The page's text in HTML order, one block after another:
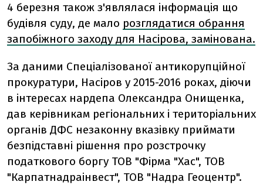
4 березня також з'являлася інформація що
будівля суду, де мало розглядатися обрання
запобіжного заходу для Насірова, замінована.
За даними Спеціалізованої антикорупційної
прокуратури, Насіров у 2015-2016 роках, діючи
в інтересах нардепа Олександра Онищенка,
дав керівникам регіональних і територіальних
органів ДФС незаконну вказівку приймати
безпідставні рішення про розстрочку
податкового боргу ТОВ "Фірма "Хас", ТОВ
"Карпатнадраінвест", ТОВ "Надра Геоцентр".